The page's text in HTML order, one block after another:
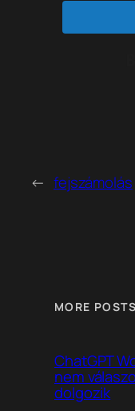
← fejszámolás
MORE POSTS
ChatGPT
nem
dolgozik